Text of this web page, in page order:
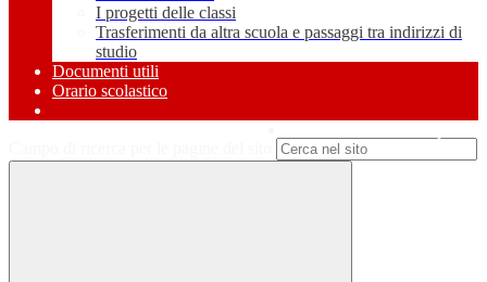
I progetti delle classi
Trasferimenti da altra scuola e passaggi tra indirizzi di
studio
Documenti utili
Orario scolastico